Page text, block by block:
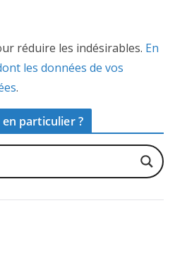
réduire les indésirables. En
les données de vos
.
particulier ?